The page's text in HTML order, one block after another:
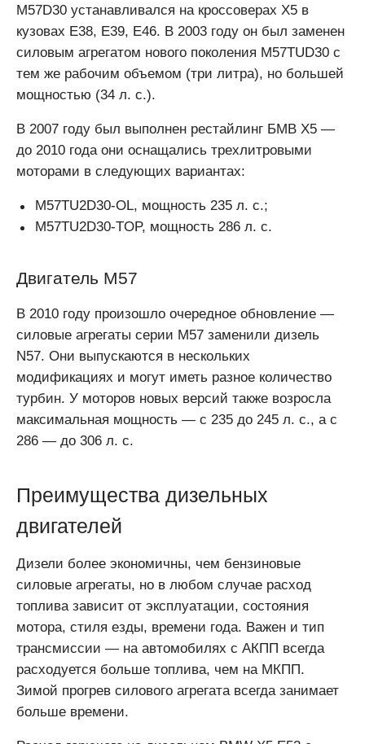
M57D30 устанавливался на кроссоверах Х5 в
кузовах Е38, Е39, Е46. В 2003 году он был заменен
силовым агрегатом нового поколения M57TUD30 с
тем же рабочим объемом (три литра), но большей
мощностью (34 л. с.).
В 2007 году был выполнен рестайлинг БМВ Х5 —
до 2010 года они оснащались трехлитровыми
моторами в следующих вариантах:
M57TU2D30-OL, мощность 235 л. с.;
M57TU2D30-TOP, мощность 286 л. с.
Двигатель М57
В 2010 году произошло очередное обновление —
силовые агрегаты серии М57 заменили дизель
N57. Они выпускаются в нескольких
модификациях и могут иметь разное количество
турбин. У моторов новых версий также возросла
максимальная мощность — с 235 до 245 л. с., а с
286 — до 306 л. с.
Преимущества дизельных
двигателей
Дизели более экономичны, чем бензиновые
силовые агрегаты, но в любом случае расход
топлива зависит от эксплуатации, состояния
мотора, стиля езды, времени года. Важен и тип
трансмиссии — на автомобилях с АКПП всегда
расходуется больше топлива, чем на МКПП.
Зимой прогрев силового агрегата всегда занимает
больше времени.